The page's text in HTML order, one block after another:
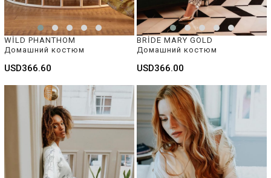
WİLD PHANTHOM
Домашний костюм
USD366.60
BRİDE MARY GOLD
Домашний костюм
USD366.00